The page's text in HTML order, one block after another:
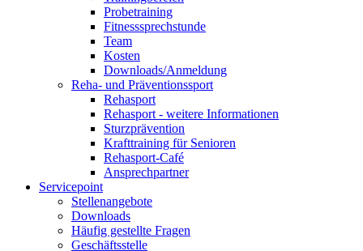
Probetraining
Fitnesssprechstunde
Team
Kosten
Downloads/Anmeldung
Reha- und Präventionssport
Rehasport
Rehasport - weitere Informationen
Sturzprävention
Krafttraining für Senioren
Rehasport-Café
Ansprechpartner
Servicepoint
Stellenangebote
Downloads
Häufig gestellte Fragen
Geschäftsstelle